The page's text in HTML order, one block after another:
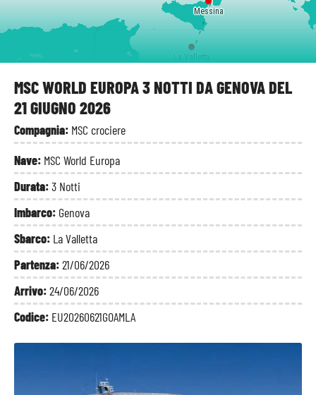
MSC WORLD EUROPA 3 NOTTI DA GENOVA DEL
21 GIUGNO 2026
Compagnia: MSC crociere
Nave: MSC World Europa
Durata:3 Notti
Imbarco: Genova
Sbarco: La Valletta
Partenza:21/06/2026
Arrivo:24/06/2026
Codice: EU20260621GOAMLA
Messina
La Valletta